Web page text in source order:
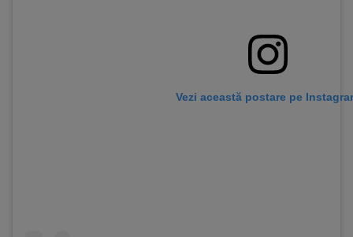
Vezi această postare pe